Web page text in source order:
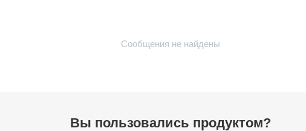
Сообщения не найдены
Вы пользовались продуктом?